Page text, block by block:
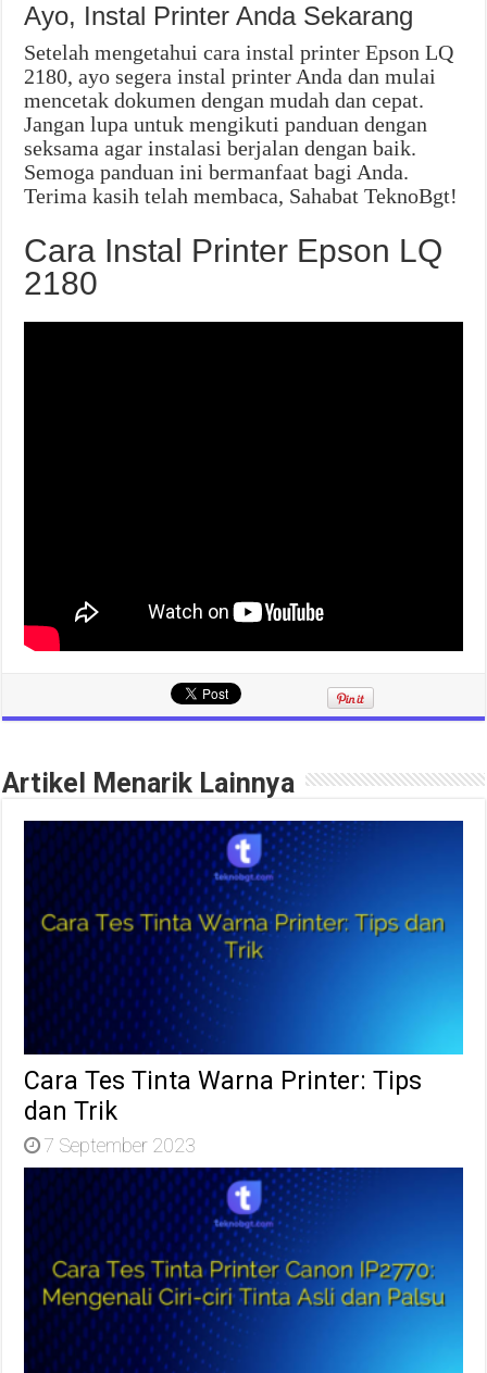
Ayo, Instal Printer Anda Sekarang
Setelah mengetahui cara instal printer Epson LQ
2180, ayo segera instal printer Anda dan mulai
mencetak dokumen dengan mudah dan cepat.
Jangan lupa untuk mengikuti panduan dengan
seksama agar instalasi berjalan dengan baik.
Semoga panduan ini bermanfaat bagi Anda.
Terima kasih telah membaca, Sahabat TeknoBgt!
Cara Instal Printer Epson LQ
2180
Artikel Menarik Lainnya
Cara Tes Tinta Warna Printer: Tips
dan Trik
7 September 2023